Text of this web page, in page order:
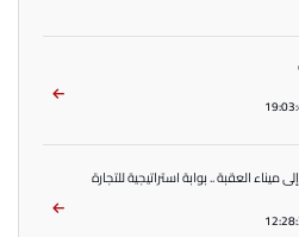
ميناء العقبة .. بوابة استراتيجية للتجارة